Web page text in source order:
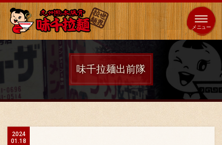
全国
展開 海外 653 店 64 店
ホーム
味千拉麺出前隊
2024
01.18